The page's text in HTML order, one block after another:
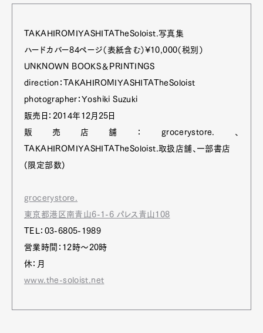
TAKAHIROMIYASHITATheSoloist.写真集
ハードカバー84ページ（表紙含む）¥10,000（税別）
UNKNOWN BOOKS＆PRINTINGS
direction：TAKAHIROMIYASHITATheSoloist
photographer：Yoshiki Suzuki
販売日：2014年12月25日
販売店舗：grocerystore.、
TAKAHIROMIYASHITATheSoloist.取扱店舗、一部書店
(限定部数)
grocerystore.
東京都港区南青山6-1-6 パレス青山108
TEL：03-6805-1989
営業時間：12時～20時
休：月
www.the-soloist.net